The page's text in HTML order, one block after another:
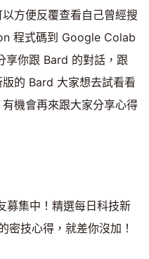
方便反覆查看自己曾經搜
程式碼到 Google Colab
享你跟 Bard 的對話，跟
的 Bard 大家想去試看看
機會再來跟大家分享心得
募集中！精選每日科技新
密技心得，就差你沒加！​